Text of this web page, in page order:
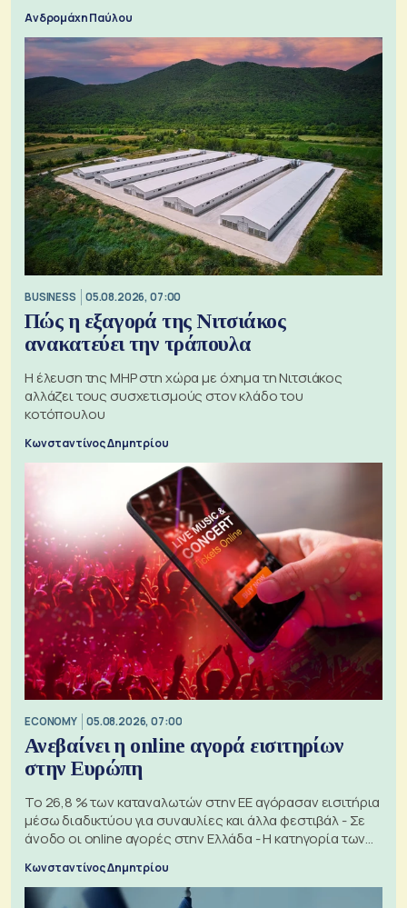
Ανδρομάχη Παύλου
BUSINESS 05.08.2026, 07:00
Πώς η εξαγορά της Νιτσιάκος
ανακατεύει την τράπουλα
H έλευση της MHP στη χώρα με όχημα τη Νιτσιάκος
αλλάζει τους συσχετισμούς στον κλάδο του
κοτόπουλου
Κωνσταντίνος Δημητρίου
ECONOMY 05.08.2026, 07:00
Ανεβαίνει η online αγορά εισιτηρίων
στην Ευρώπη
Το 26,8 % των καταναλωτών στην ΕΕ αγόρασαν εισιτήρια
μέσω διαδικτύου για συναυλίες και άλλα φεστιβάλ - Σε
άνοδο οι online αγορές στην Ελλάδα - Η κατηγορία των
Κωνσταντίνος Δημητρίου